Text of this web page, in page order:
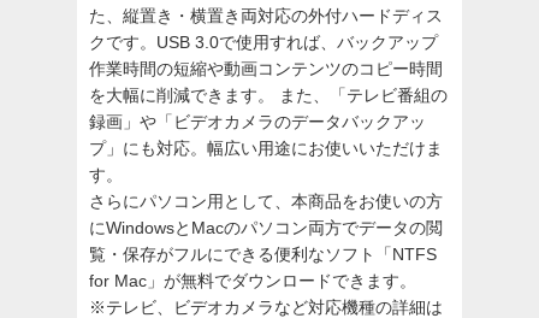
た、縦置き・横置き両対応の外付ハードディス
クです。USB 3.0で使用すれば、バックアップ
作業時間の短縮や動画コンテンツのコピー時間
を大幅に削減できます。 また、「テレビ番組の
録画」や「ビデオカメラのデータバックアッ
プ」にも対応。幅広い用途にお使いいただけま
す。
さらにパソコン用として、本商品をお使いの方
にWindowsとMacのパソコン両方でデータの閲
覧・保存がフルにできる便利なソフト「NTFS
for Mac」が無料でダウンロードできます。
※テレビ、ビデオカメラなど対応機種の詳細は